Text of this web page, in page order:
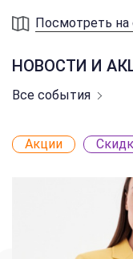
Посмотреть на
НОВОСТИ И
Все события
Акции